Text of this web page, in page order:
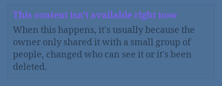
This content isn't available right now
When this happens, it's usually because the
owner only shared it with a small group of
people, changed who can see it or it's been
deleted.